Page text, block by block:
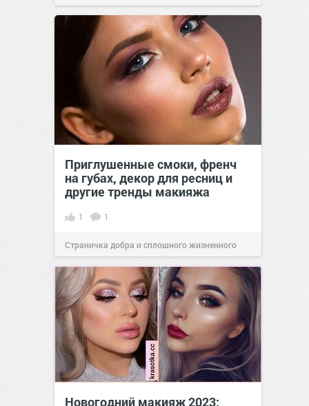
Приглушенные смоки, френч
на губах, декор для ресниц и
другие тренды макияжа
1 1
Страничка добра и сплошного жизненного
позитива!11:3923 мар 2026
Новогодний макияж 2023: